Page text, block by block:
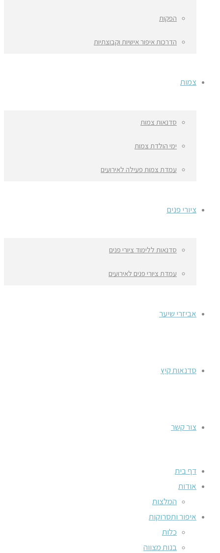
הפקות
הדרכות איפור אישיות וקבוצתיות
צמות
סדנאות צמות
ימי הולדת צמות
עמדת צמות פעילה לאירועים
ציורי פנים
סדנאות ללימוד ציורי פנים
עמדת ציורי פנים לאירועים
אביזרי שיער
סדנאות קיץ
צור קשר
דף בית
אודות
המלצות
איפור ותסרוקות
כלות
בנות מצווה